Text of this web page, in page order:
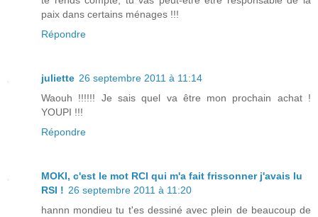
paix dans certains ménages !!!
Répondre
juliette 26 septembre 2011 à 11:14
Waouh !!!!!! Je sais quel va être mon prochain achat !
YOUPI !!!
Répondre
MOKI, c'est le mot RCI qui m'a fait frissonner j'avais lu
RSI ! 26 septembre 2011 à 11:20
hannn mondieu tu t'es dessiné avec plein de beaucoup de